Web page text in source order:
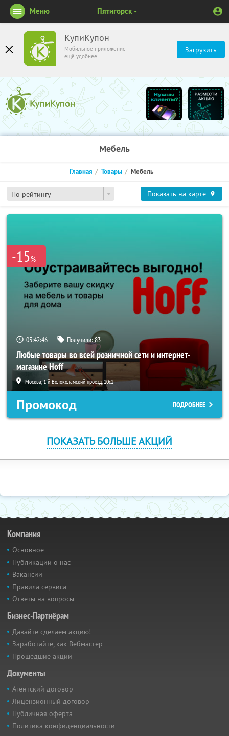
КупиКупон
Мобильное приложение
ещё удобнее
Загрузить
Меню Пятигорск
Мебель
По рейтингу
Главная Товары Мебель
Показать на карте
-15%
03:42:46 Получили:83
Любые товары во всей розничной сети и интернет-
магазине Hoff
Москва, 1-й Волоколамский проезд, 10с1
Промокод ПОДРОБНЕЕ
ПОКАЗАТЬ БОЛЬШЕ АКЦИЙ
Компания
Основное
Публикации о нас
Вакансии
Правила сервиса
Ответы на вопросы
Бизнес-Партнёрам
Давайте сделаем акцию!
Заработайте, как Вебмастер
Прошедшие акции
Документы
Агентский договор
Лицензионный договор
Публичная оферта
Политика конфиденциальности